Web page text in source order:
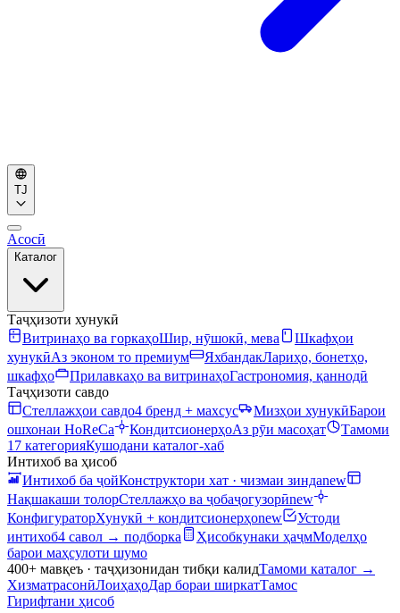
TJ
Асосӣ
Каталог
Таҷҳизоти хунукӣ
Витринаҳо ва горкаҳоШир, нӯшокӣ, мева
Шкафҳои
хунукӣАз эконом то премиум ЯхбандакЛариҳо, бонетҳо,
шкафҳо
Прилавкаҳо ва витринаҳоГастрономия, қаннодӣ
Таҷҳизоти савдо
Стеллажҳои савдо4 бренд + махсус Мизҳои хунукӣБарои
ошхонаи HoReCa
КондитсионерҳоАз рӯи масоҳат
Тамоми
17 категорияКушодани каталог-хаб
Интихоб ва ҳисоб
Интихоб ба ҷойКонструктори хат · чизмаи зиндаnew
Нақшакаши толорСтеллажҳо ва ҷобаҷогузорӣnew
КонфигураторХунукӣ + кондитсионерҳоnew
Устоди
интихоб4 савол → подборка Ҳисобкунаки ҳаҷмМоделҳо
барои маҳсулоти шумо
400+ мавқеъ · таҷҳизонидан тибқи калидТамоми каталог →
ХизматрасонӣЛоиҳаҳоДар бораи ширкатТамос
Гирифтани ҳисоб